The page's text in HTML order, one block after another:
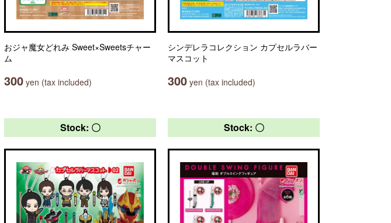
おジャ魔女どれみ Sweet×Sweetsチャー
ム
300 yen (tax included)
シンデレラコレクション カプセルラバー
マスコット
300 yen (tax included)
Stock: 〇 Stock: 〇